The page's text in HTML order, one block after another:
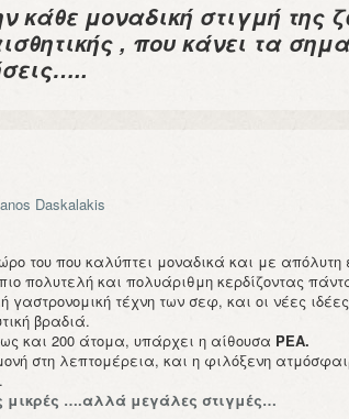
κάθε μοναδική στιγμή της
, που κάνει τα
Daskalakis
του που καλύπτει μοναδικά και με απόλυτη
πιο πολυτελή και πολυάριθμη κερδίζοντας
γαστρονομική τέχνη των σεφ, και οι νέες
βραδιά.
και 200 άτομα, υπάρχει η αίθουσα ΡΕΑ.
στη λεπτομέρεια, και η φιλόξενη
μικρές ….αλλά μεγάλες στιγμές…